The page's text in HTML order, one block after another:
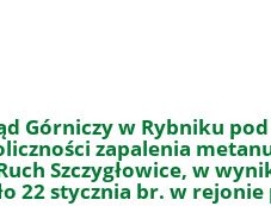
Górniczy w Rybniku
zapalenia
Szczygłowice, w
22 stycznia br. w